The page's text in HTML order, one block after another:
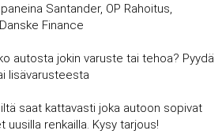
Santander, OP Rahoitus,
Finance
autosta jokin varuste tai tehoa? Pyydä
lisävarusteesta
saat kattavasti joka autoon sopivat
renkailla. Kysy tarjous!